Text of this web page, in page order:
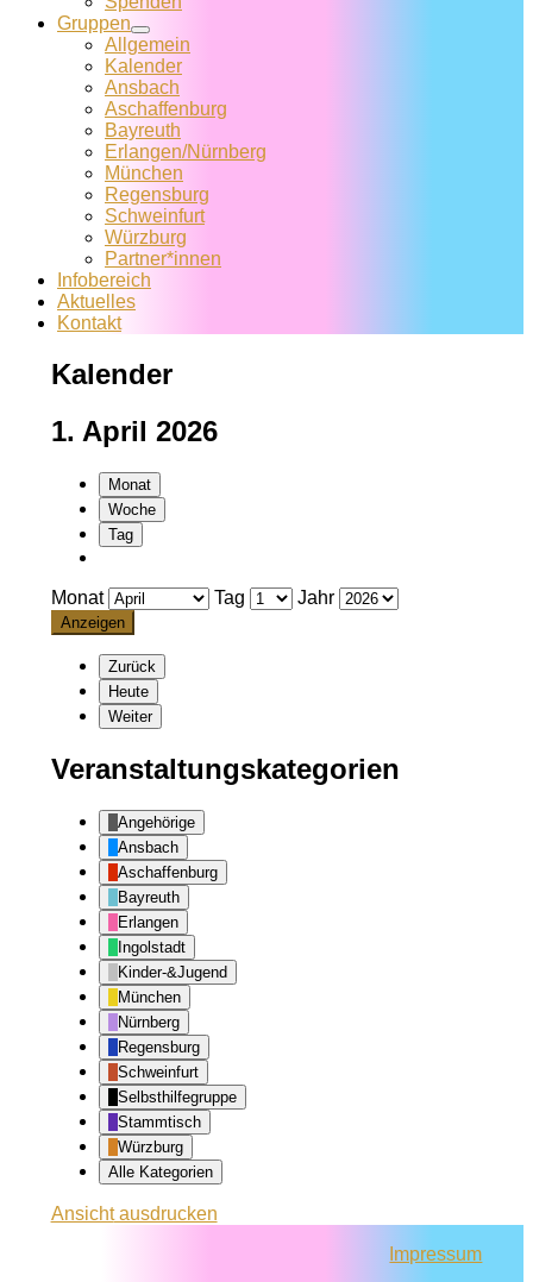
Gruppen
Allgemein
Kalender
Ansbach
Aschaffenburg
Bayreuth
Erlangen/Nürnberg
München
Regensburg
Schweinfurt
Würzburg
Partner*innen
Infobereich
Aktuelles
Kontakt
Kalender
1. April 2026
Monat
Woche
Tag
Monat Tag Jahr
Zurück
Heute
Weiter
Veranstaltungskategorien
Angehörige
Ansbach
Aschaffenburg
Bayreuth
Erlangen
Ingolstadt
Kinder-&Jugend
München
Nürnberg
Regensburg
Schweinfurt
Selbsthilfegruppe
Stammtisch
Würzburg
Alle Kategorien
Ansichtausdrucken
Impressum